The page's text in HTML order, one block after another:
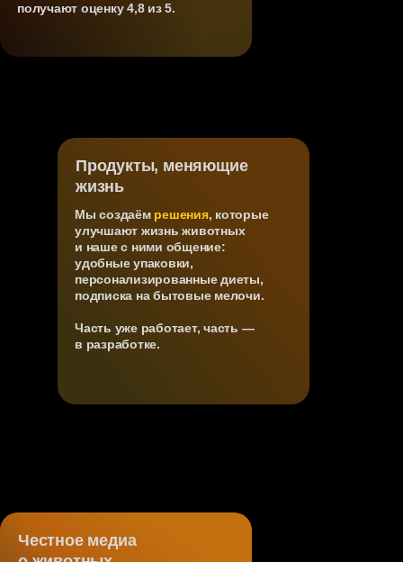
получают оценку 4,8 из 5.
Продукты, меняющие
жизнь
Мы создаём решения, которые
улучшают жизнь животных
и наше с ними общение:
удобные упаковки,
персонализированные диеты,
подписка на бытовые мелочи.
Часть уже работает, часть —
в разработке.
Честное медиа
Cosmopet ищет
будущих
архитекторов
индустрии
Influence Manager
PR Manager
Product Manager
02